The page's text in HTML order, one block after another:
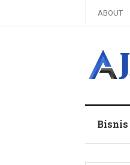
ABOUT
Bisnis